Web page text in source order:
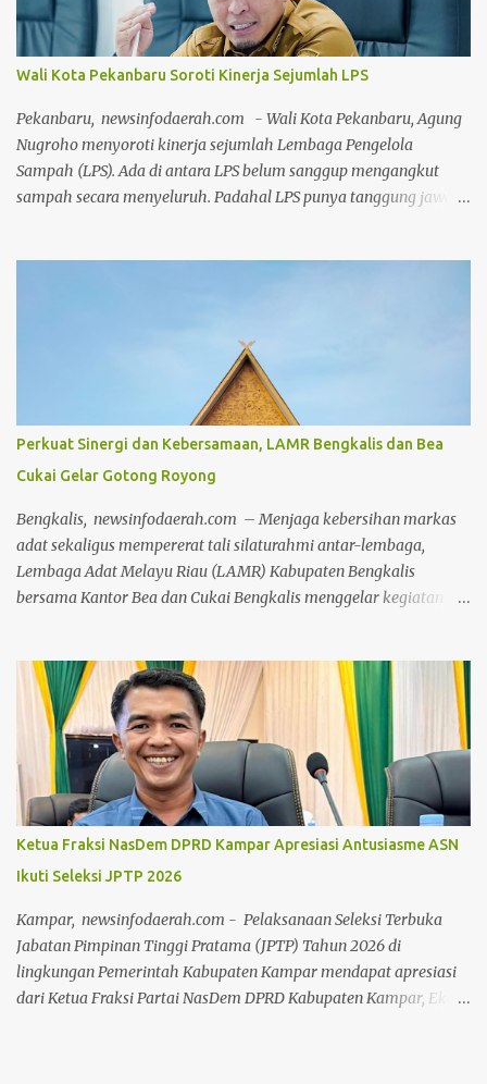
jajaran Pemkab Inhu, bahkan hingga ke tingkat desa. Kedatangan
Kapolda Riau disambut hangat oleh jajaran Forkopimda Inhu,
termasuk Kapolres Inhu AKBP Fahrian Saleh Siregar, Bupati Inhu
Ade Agus Hartanto dan unsur Forkopimda lainnya serta tokoh-
tokoh masyarakat yang turut hadir memberikan dukungan.
Fahrian menyampaikan bahwa kegiatan ini bukan sekadar
seremoni, tetapi bentuk nyata dari kepedulian insti...
Wali Kota Pekanbaru Soroti Kinerja Sejumlah LPS
Pekanbaru, newsinfodaerah.com - Wali Kota Pekanbaru, Agung
Nugroho menyoroti kinerja sejumlah Lembaga Pengelola
Sampah (LPS). Ada di antara LPS belum sanggup mengangkut
sampah secara menyeluruh. Padahal LPS punya tanggung jawab
Baru Timur. Kelurahan lainnya yakni Tobek Godang, Kampung
Melayu dan Sukajadi. Kondisi ini bukan hanya terjadi karena
sejumlah LPS memiliki armada yang terbatas. Ada juga yang
disebabkan pengurus LPS sejumlah kelurahan yang
mengundurkan diri. Agung menyadari masih ada LPS yang
mendapat bantuan dari DLHK Kota Pekanbaru untuk
pengangkutan sampah. "Masih ada LPS yang dibantu DLHK Kota
Pekanbaru, kita berupaya agar camat bisa mendorong LPS
mengoptimalkan pengangkutan sampa...
Perkuat Sinergi dan Kebersamaan, LAMR Bengkalis dan Bea
Cukai Gelar Gotong Royong
Bengkalis, newsinfodaerah.com – Menjaga kebersihan markas
adat sekaligus mempererat tali silaturahmi antar-lembaga,
Lembaga Adat Melayu Riau (LAMR) Kabupaten Bengkalis
bersama Kantor Bea dan Cukai Bengkalis menggelar kegiatan
dipimpin langsung oleh pimpinan Majelis Kerapatan Adat (MKA)
Datok Seri H.Ilham Nur dan Dewan Pimpinan Harian (DPH)
Datok Seri Syaukani Al Karim LAMR Kabupaten Bengkalis,
jajaran pengurus, serta jajaran pejabat dan staf Bea & Cukai
Bengkalis. Suasana keakraban tampak menyelimuti jalannya
kegiatan. Sejak pagi, para pengurus adat dan jajaran Bea Cukai
bahu-membahu membersihkan area dalam gedung, halaman,
hingga pengecatan pagar lingkungan sekitar Gedung LAMR
Bengkalis. Ketua MKA LAMR Kabupaten Bengkalis
menyampaikan bahwa tradisi gotong royong merupakan
warisan budaya luhur masyarakat Melayu yang harus terus
dirawat dan dihidupkan dal...
Ketua Fraksi NasDem DPRD Kampar Apresiasi Antusiasme ASN
Ikuti Seleksi JPTP 2026
Kampar, newsinfodaerah.com - Pelaksanaan Seleksi Terbuka
Jabatan Pimpinan Tinggi Pratama (JPTP) Tahun 2026 di
lingkungan Pemerintah Kabupaten Kampar mendapat apresiasi
dari Ketua Fraksi Partai NasDem DPRD Kabupaten Kampar, Eko